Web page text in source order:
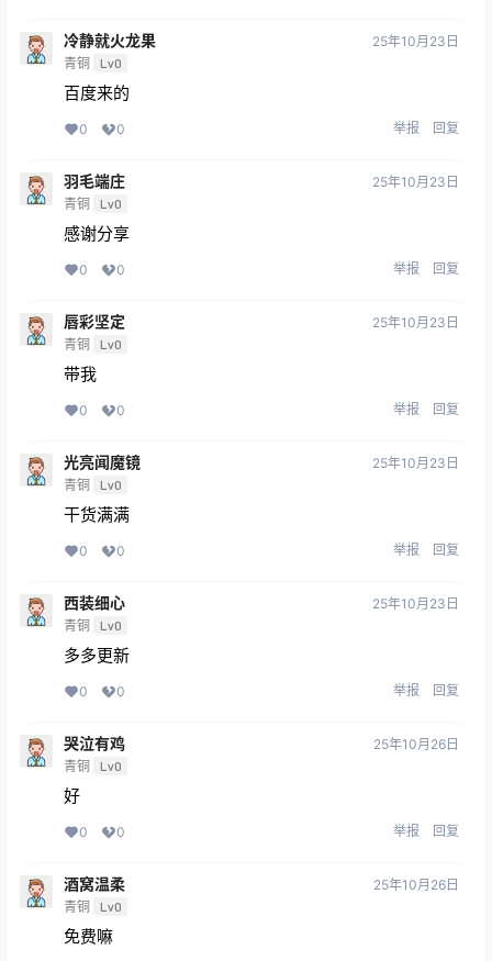
冷静就火龙果
青铜 Lv0
25年10月23日
百度来的
0 0 举报 回复
羽毛端庄
青铜 Lv0
25年10月23日
感谢分享
0 0 举报 回复
唇彩坚定
青铜 Lv0
25年10月23日
带我
0 0 举报 回复
光亮闻魔镜
青铜 Lv0
25年10月23日
干货满满
0 0 举报 回复
西装细心
青铜 Lv0
25年10月23日
多多更新
0 0 举报 回复
哭泣有鸡
青铜 Lv0
25年10月26日
好
0 0 举报 回复
酒窝温柔
青铜 Lv0
25年10月26日
免费嘛